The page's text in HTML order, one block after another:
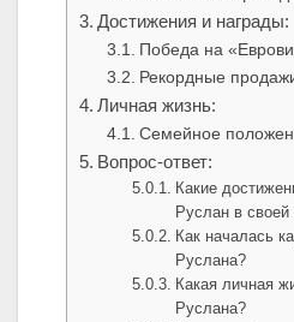
Достижения и награды:
Победа на
Рекордные
Личная жизнь:
Семейное
Вопрос-ответ:
Какие
Руслан в своей
Как началась
Руслана?
Какая личная
Руслана?